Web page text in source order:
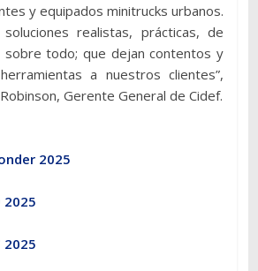
y equipados minitrucks urbanos.
realistas, prácticas, de
sobre todo; que dejan contentos y
a nuestros clientes”,
Gerente General de Cidef.
2025
2025
2025